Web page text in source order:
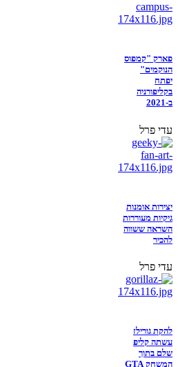
פארק "קמפוס
הנוקמים"
יפתח
בקליפורניה
ב-2021
עדי פרל
יצירות אומנות
גיקיות מעוררות
השראה ששווה
להכיר
עדי פרל
להקת גורילז
עשתה קליפ
שלם בתוך
המשחק GTA